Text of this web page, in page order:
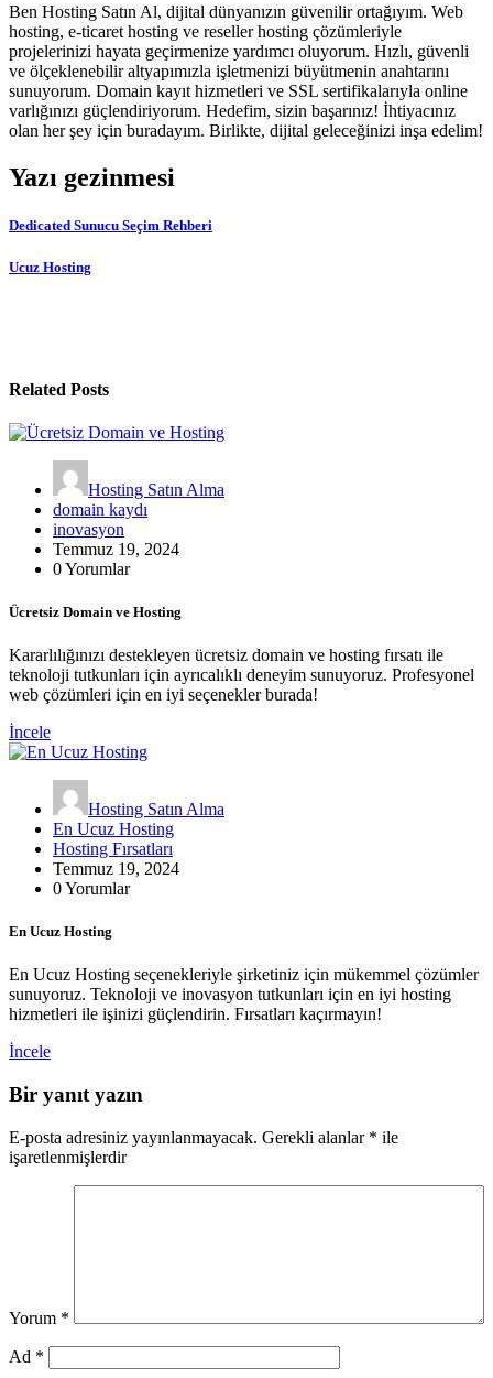
Ben Hosting Satın Al, dijital dünyanızın güvenilir ortağıyım. Web
hosting, e-ticaret hosting ve reseller hosting çözümleriyle
projelerinizi hayata geçirmenize yardımcı oluyorum. Hızlı, güvenli
ve ölçeklenebilir altyapımızla işletmenizi büyütmenin anahtarını
sunuyorum. Domain kayıt hizmetleri ve SSL sertifikalarıyla online
varlığınızı güçlendiriyorum. Hedefim, sizin başarınız! İhtiyacınız
olan her şey için buradayım. Birlikte, dijital geleceğinizi inşa edelim!
Yazı gezinmesi
Dedicated Sunucu Seçim Rehberi
Ucuz Hosting
Related Posts
Hosting Satın Alma
domain kaydı
inovasyon
Temmuz 19, 2024
0 Yorumlar
Ücretsiz Domain ve Hosting
Kararlılığınızı destekleyen ücretsiz domain ve hosting fırsatı ile
teknoloji tutkunları için ayrıcalıklı deneyim sunuyoruz. Profesyonel
web çözümleri için en iyi seçenekler burada!
İncele
Hosting Satın Alma
En Ucuz Hosting
Hosting Fırsatları
Temmuz 19, 2024
0 Yorumlar
En Ucuz Hosting
En Ucuz Hosting seçenekleriyle şirketiniz için mükemmel çözümler
sunuyoruz. Teknoloji ve inovasyon tutkunları için en iyi hosting
hizmetleri ile işinizi güçlendirin. Fırsatları kaçırmayın!
İncele
Bir yanıt yazın
E-posta adresiniz yayınlanmayacak. Gerekli alanlar * ile
işaretlenmişlerdir
Yorum *
Ad *